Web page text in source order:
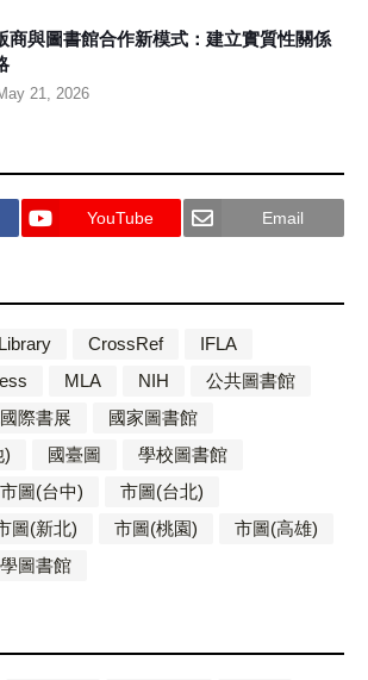
商與圖書館合作新模式：建立實質性關係
21, 2026
YouTube Email
CrossRef
IFLA
MLA NIH
公共圖書館
際書展
國家圖書館
)
國臺圖
學校圖書館
市圖(台中)
市圖(台北)
圖(新北) 市圖(桃園)
市圖(高雄)
圖書館